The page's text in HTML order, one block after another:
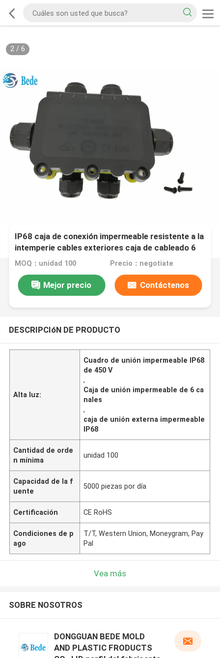
2/ 6
IP68 caja de conexión impermeable resistente a la
intemperie cables exteriores caja de cableado 6
canal 450V
MOQ：unidad 100 Precio：negotiate
Mejor precio Contáctenos
DESCRIPCIóN DE PRODUCTO
Alta luz:
Cuadro de unión impermeable IP68
de 450 V
,
Caja de unión impermeable de 6 ca
nales
,
caja de unión externa impermeable
IP68
Cantidad de orde
n mínima
unidad 100
Capacidad de la f
uente
5000 piezas por día
Certificación CE RoHS
Condiciones de p
ago
T/T, Western Union, Moneygram, Pay
Pal
Vea más
SOBRE NOSOTROS
DONGGUAN BEDE MOLD
AND PLASTIC FRODUCTS